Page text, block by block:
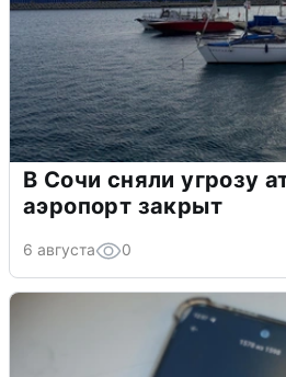
В Сочи сняли угрозу
аэропорт закрыт
6 августа 0